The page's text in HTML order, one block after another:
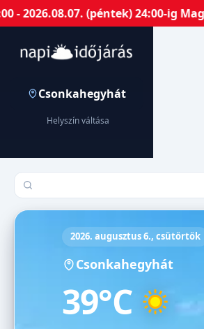
(péntek) 24:00-ig
Csonkahegyhát
Helyszín váltása
Település keresése
2026. augusztus 6., csütörtök
Csonkahegyhát
39°C